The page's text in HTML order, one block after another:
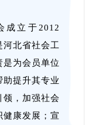
成立于2012
河北省社会工
是为会员单位
助提升其专业
领，加强社会
健康发展；宣